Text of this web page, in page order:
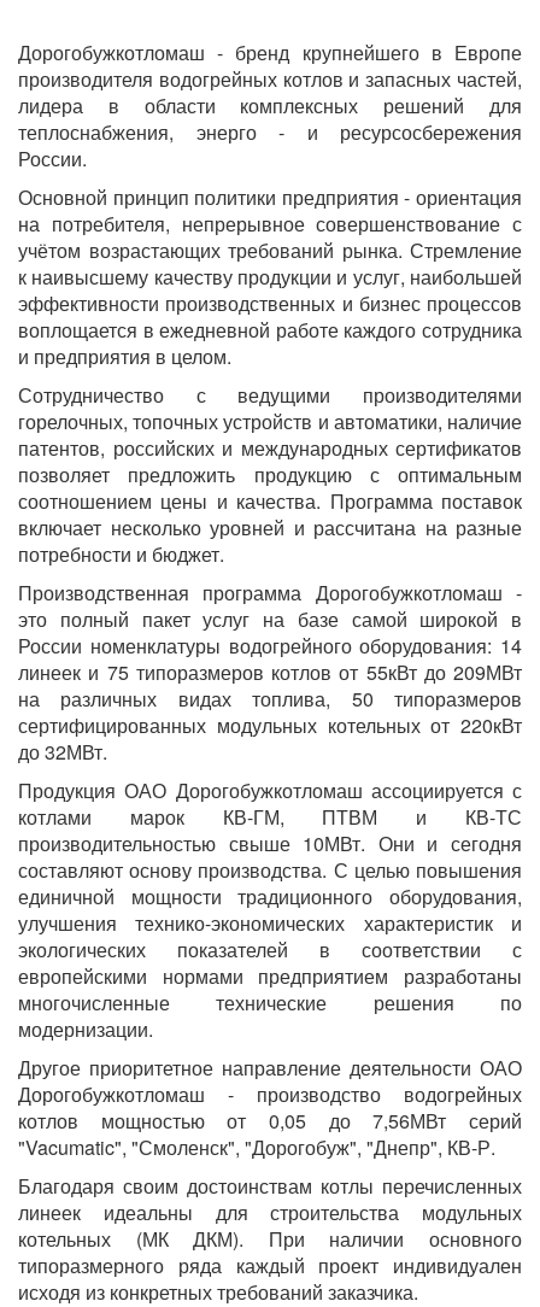
Дорогобужкотломаш - бренд крупнейшего в Европе
производителя водогрейных котлов и запасных частей,
лидера в области комплексных решений для
теплоснабжения, энерго - и ресурсосбережения
России.
Основной принцип политики предприятия - ориентация
на потребителя, непрерывное совершенствование с
учётом возрастающих требований рынка. Стремление
к наивысшему качеству продукции и услуг, наибольшей
эффективности производственных и бизнес процессов
воплощается в ежедневной работе каждого сотрудника
и предприятия в целом.
Сотрудничество с ведущими производителями
горелочных, топочных устройств и автоматики, наличие
патентов, российских и международных сертификатов
позволяет предложить продукцию с оптимальным
соотношением цены и качества. Программа поставок
включает несколько уровней и рассчитана на разные
потребности и бюджет.
Производственная программа Дорогобужкотломаш -
это полный пакет услуг на базе самой широкой в
России номенклатуры водогрейного оборудования: 14
линеек и 75 типоразмеров котлов от 55кВт до 209МВт
на различных видах топлива, 50 типоразмеров
сертифицированных модульных котельных от 220кВт
до 32МВт.
Продукция ОАО Дорогобужкотломаш ассоциируется с
котлами марок КВ-ГМ, ПТВМ и КВ-ТС
производительностью свыше 10МВт. Они и сегодня
составляют основу производства. С целью повышения
единичной мощности традиционного оборудования,
улучшения технико-экономических характеристик и
экологических показателей в соответствии с
европейскими нормами предприятием разработаны
многочисленные технические решения по
модернизации.
Другое приоритетное направление деятельности ОАО
Дорогобужкотломаш - производство водогрейных
котлов мощностью от 0,05 до 7,56МВт серий
"Vacumatic", "Смоленск", "Дорогобуж", "Днепр", КВ-Р.
Благодаря своим достоинствам котлы перечисленных
линеек идеальны для строительства модульных
котельных (МК ДКМ). При наличии основного
типоразмерного ряда каждый проект индивидуален
исходя из конкретных требований заказчика.